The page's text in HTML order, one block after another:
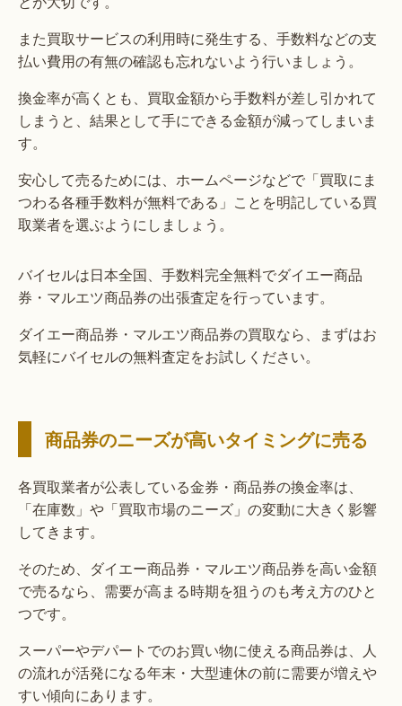
また買取サービスの利用時に発生する、手数料などの支
払い費用の有無の確認も忘れないよう行いましょう。
換金率が高くとも、買取金額から手数料が差し引かれて
しまうと、結果として手にできる金額が減ってしまいま
す。
安心して売るためには、ホームページなどで「買取にま
つわる各種手数料が無料である」ことを明記している買
取業者を選ぶようにしましょう。
バイセルは日本全国、手数料完全無料でダイエー商品
券・マルエツ商品券の出張査定を行っています。
ダイエー商品券・マルエツ商品券の買取なら、まずはお
気軽にバイセルの無料査定をお試しください。
商品券のニーズが高いタイミングに売る
各買取業者が公表している金券・商品券の換金率は、
「在庫数」や「買取市場のニーズ」の変動に大きく影響
してきます。
そのため、ダイエー商品券・マルエツ商品券を高い金額
で売るなら、需要が高まる時期を狙うのも考え方のひと
つです。
スーパーやデパートでのお買い物に使える商品券は、人
の流れが活発になる年末・大型連休の前に需要が増えや
すい傾向にあります。